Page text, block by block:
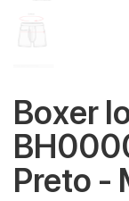
Boxer
Preto -